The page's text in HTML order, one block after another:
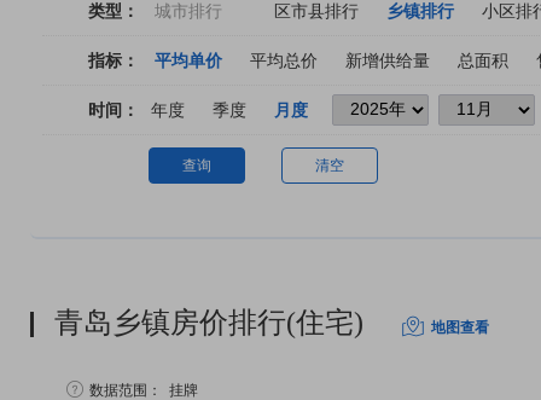
类型： 城市排行 区市县排行 乡镇排行 小区排
指标： 平均单价 平均总价 新增供给量 总面积
时间： 年度 季度 月度
查询 清空
青岛乡镇房价排行(住宅) 地图查看
数据范围：
挂牌